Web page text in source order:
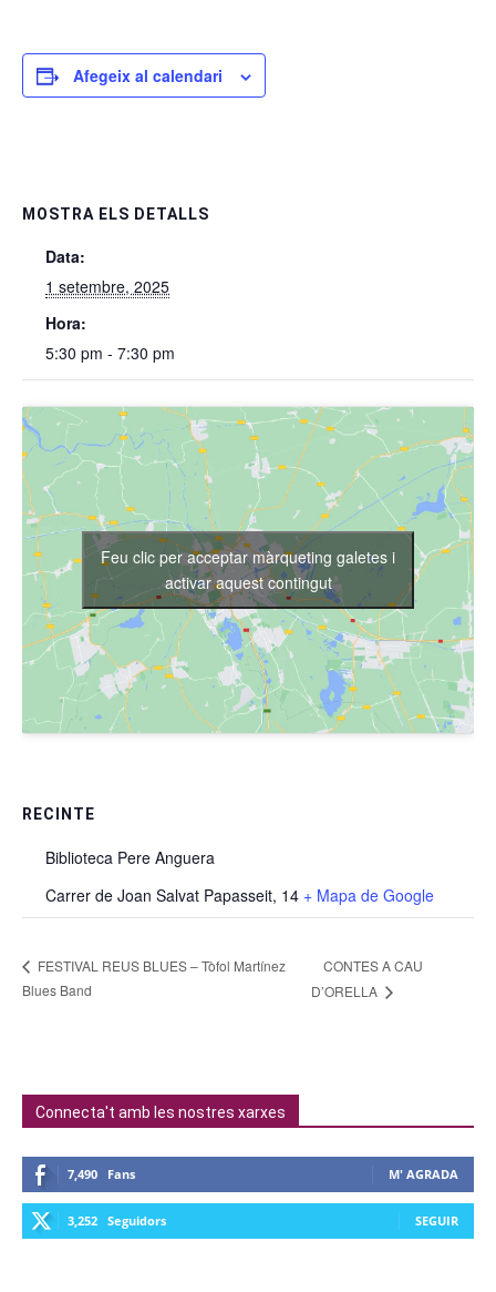
Afegeix al calendari
MOSTRA ELS DETALLS
Data:
1 setembre, 2025
Hora:
5:30 pm - 7:30 pm
RECINTE
Biblioteca Pere Anguera
Carrer de Joan Salvat Papasseit, 14 + Mapa de Google
Feu clic per acceptar màrqueting galetes i
activar aquest contingut
FESTIVAL REUS BLUES – Tòfol Martínez
Blues Band
CONTES A CAU
D’ORELLA
Connecta't amb les nostres xarxes
7,490 Fans M' AGRADA
3,252 Seguidors SEGUIR